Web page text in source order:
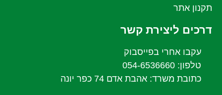
תקנון אתר
דרכים ליצירת קשר
עקבו אחרי בפייסבוק
טלפון: 054-6536660
כתובת משרד: אהבת אדם 74 כפר יונה